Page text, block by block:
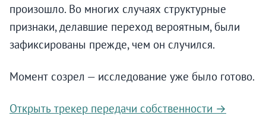
произошло. Во многих случаях структурные
признаки, делавшие переход вероятным, были
зафиксированы прежде, чем он случился.
Момент созрел — исследование уже было готово.
Открыть трекер передачи собственности →